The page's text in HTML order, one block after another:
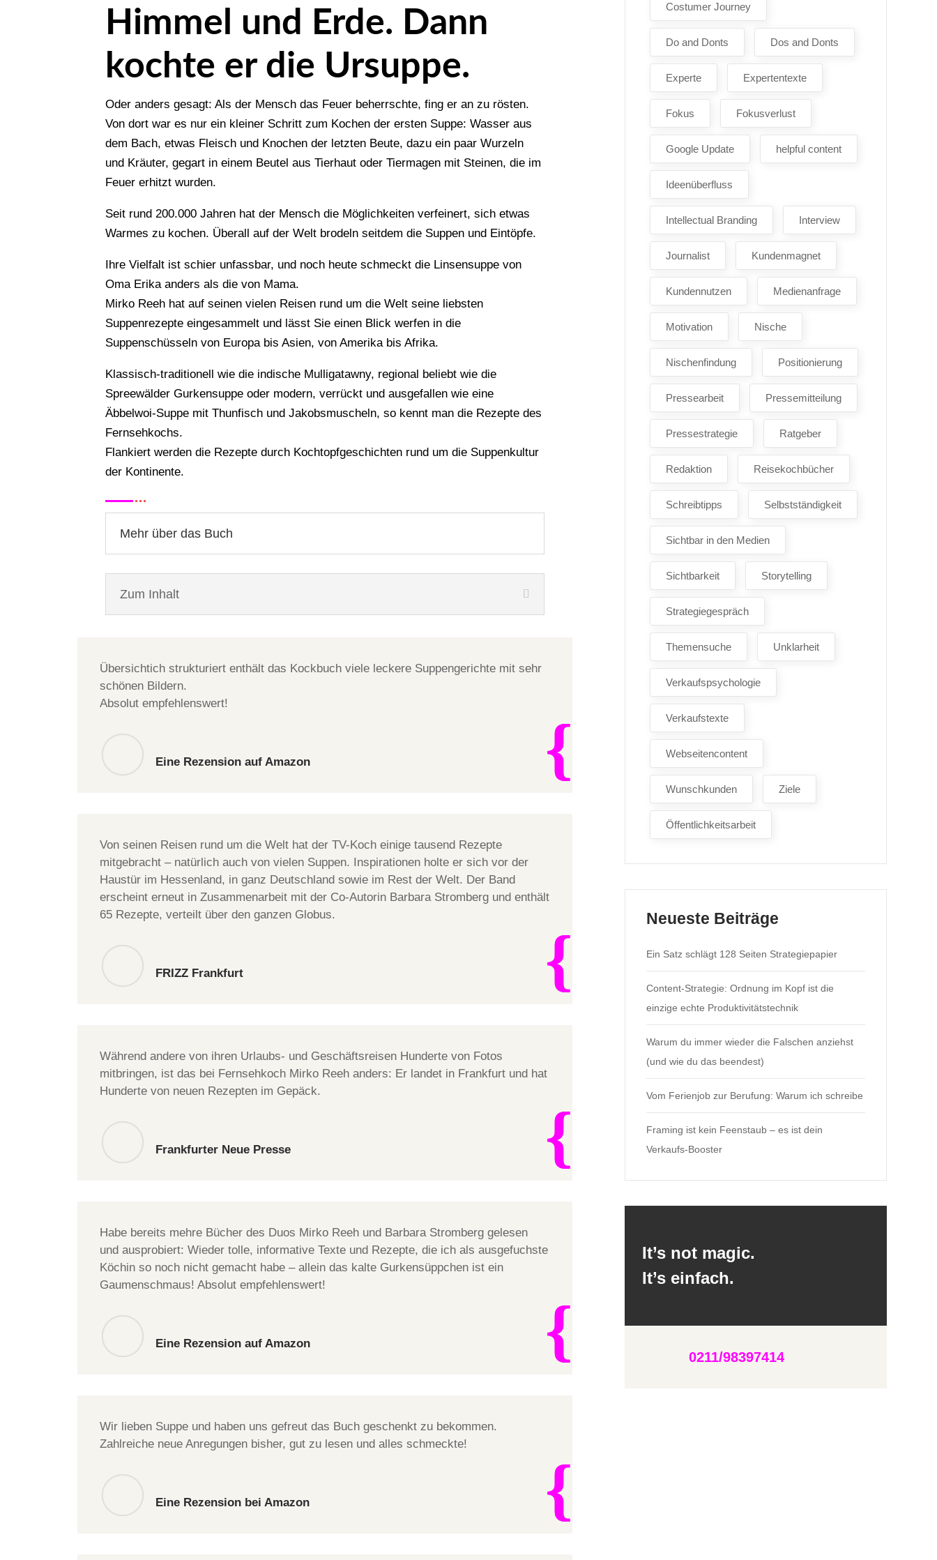
Himmel und Erde. Dann
kochte er die Ursuppe.
Oder anders gesagt: Als der Mensch das Feuer beherrschte, fing er an zu rösten.
Von dort war es nur ein kleiner Schritt zum Kochen der ersten Suppe: Wasser aus
dem Bach, etwas Fleisch und Knochen der letzten Beute, dazu ein paar Wurzeln
und Kräuter, gegart in einem Beutel aus Tierhaut oder Tiermagen mit Steinen, die im
Feuer erhitzt wurden.
Seit rund 200.000 Jahren hat der Mensch die Möglichkeiten verfeinert, sich etwas
Warmes zu kochen. Überall auf der Welt brodeln seitdem die Suppen und Eintöpfe.
Ihre Vielfalt ist schier unfassbar, und noch heute schmeckt die Linsensuppe von
Oma Erika anders als die von Mama.
Mirko Reeh hat auf seinen vielen Reisen rund um die Welt seine liebsten
Suppenrezepte eingesammelt und lässt Sie einen Blick werfen in die
Suppenschüsseln von Europa bis Asien, von Amerika bis Afrika.
Klassisch-traditionell wie die indische Mulligatawny, regional beliebt wie die
Spreewälder Gurkensuppe oder modern, verrückt und ausgefallen wie eine
Äbbelwoi-Suppe mit Thunfisch und Jakobsmuscheln, so kennt man die Rezepte des
Fernsehkochs.
Flankiert werden die Rezepte durch Kochtopfgeschichten rund um die Suppenkultur
der Kontinente.
Mehr über das Buch
Zum Inhalt
Übersichtich strukturiert enthält das Kockbuch viele leckere Suppengerichte mit sehr
schönen Bildern.
Absolut empfehlenswert!
Eine Rezension auf Amazon
Von seinen Reisen rund um die Welt hat der TV-Koch einige tausend Rezepte
mitgebracht – natürlich auch von vielen Suppen. Inspirationen holte er sich vor der
Haustür im Hessenland, in ganz Deutschland sowie im Rest der Welt. Der Band
erscheint erneut in Zusammenarbeit mit der Co-Autorin Barbara Stromberg und enthält
65 Rezepte, verteilt über den ganzen Globus.
FRIZZ Frankfurt
Während andere von ihren Urlaubs- und Geschäftsreisen Hunderte von Fotos
mitbringen, ist das bei Fernsehkoch Mirko Reeh anders: Er landet in Frankfurt und hat
Hunderte von neuen Rezepten im Gepäck.
Frankfurter Neue Presse
Habe bereits mehre Bücher des Duos Mirko Reeh und Barbara Stromberg gelesen
und ausprobiert: Wieder tolle, informative Texte und Rezepte, die ich als ausgefuchste
Köchin so noch nicht gemacht habe – allein das kalte Gurkensüppchen ist ein
Gaumenschmaus! Absolut empfehlenswert!
Eine Rezension auf Amazon
Wir lieben Suppe und haben uns gefreut das Buch geschenkt zu bekommen.
Zahlreiche neue Anregungen bisher, gut zu lesen und alles schmeckte!
Eine Rezension bei Amazon
Costumer Journey
Do and Donts Dos and Donts
Experte Expertentexte
Fokus Fokusverlust
Google Update helpful content
Ideenüberfluss
Intellectual Branding Interview
Journalist Kundenmagnet
Kundennutzen Medienanfrage
Motivation Nische
Nischenfindung Positionierung
Pressearbeit Pressemitteilung
Pressestrategie Ratgeber
Redaktion Reisekochbücher
Schreibtipps Selbstständigkeit
Sichtbar in den Medien
Sichtbarkeit Storytelling
Strategiegespräch
Themensuche Unklarheit
Verkaufspsychologie
Verkaufstexte
Webseitencontent
Wunschkunden Ziele
Öffentlichkeitsarbeit
Neueste Beiträge
Ein Satz schlägt 128 Seiten Strategiepapier
Content-Strategie: Ordnung im Kopf ist die
einzige echte Produktivitätstechnik
Warum du immer wieder die Falschen anziehst
(und wie du das beendest)
Vom Ferienjob zur Berufung: Warum ich schreibe
Framing ist kein Feenstaub – es ist dein
Verkaufs-Booster
It’s not magic.
It’s einfach.
0211/98397414